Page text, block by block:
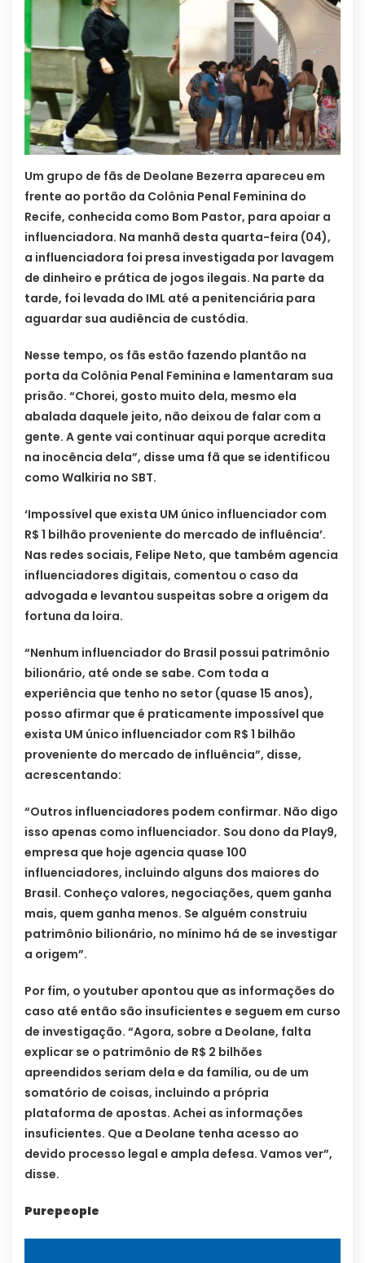
Um grupo de fãs de Deolane Bezerra apareceu em
frente ao portão da Colônia Penal Feminina do
Recife, conhecida como Bom Pastor, para apoiar a
influenciadora. Na manhã desta quarta-feira (04),
a influenciadora foi presa investigada por lavagem
de dinheiro e prática de jogos ilegais. Na parte da
tarde, foi levada do IML até a penitenciária para
aguardar sua audiência de custódia.
Nesse tempo, os fãs estão fazendo plantão na
porta da Colônia Penal Feminina e lamentaram sua
prisão. “Chorei, gosto muito dela, mesmo ela
abalada daquele jeito, não deixou de falar com a
gente. A gente vai continuar aqui porque acredita
na inocência dela”, disse uma fã que se identificou
como Walkiria no SBT.
‘Impossível que exista UM único influenciador com
R$ 1 bilhão proveniente do mercado de influência’.
Nas redes sociais, Felipe Neto, que também agencia
influenciadores digitais, comentou o caso da
advogada e levantou suspeitas sobre a origem da
fortuna da loira.
“Nenhum influenciador do Brasil possui patrimônio
bilionário, até onde se sabe. Com toda a
experiência que tenho no setor (quase 15 anos),
posso afirmar que é praticamente impossível que
exista UM único influenciador com R$ 1 bilhão
proveniente do mercado de influência”, disse,
acrescentando:
“Outros influenciadores podem confirmar. Não digo
isso apenas como influenciador. Sou dono da Play9,
empresa que hoje agencia quase 100
influenciadores, incluindo alguns dos maiores do
Brasil. Conheço valores, negociações, quem ganha
mais, quem ganha menos. Se alguém construiu
patrimônio bilionário, no mínimo há de se investigar
a origem”.
Por fim, o youtuber apontou que as informações do
caso até então são insuficientes e seguem em curso
de investigação. “Agora, sobre a Deolane, falta
explicar se o patrimônio de R$ 2 bilhões
apreendidos seriam dela e da família, ou de um
somatório de coisas, incluindo a própria
plataforma de apostas. Achei as informações
insuficientes. Que a Deolane tenha acesso ao
devido processo legal e ampla defesa. Vamos ver”,
disse.
Purepeople